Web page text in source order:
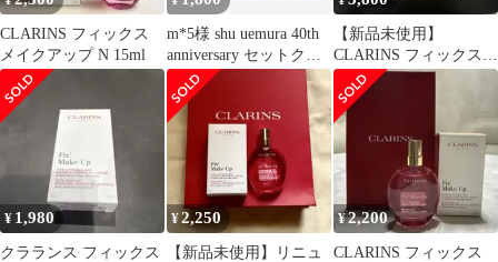
CLARINS フィックス
メイクアップ N 15ml
m*5様 shu uemura 40th
anniversary セットクレ
ンジ
【新品未使用】
CLARINS フィックス
メイクアップ N 50ml
¥ 1,980
クラランス フィックス
¥2,250
【新品未使用】リニュ
¥2,200
CLARINS フィックス